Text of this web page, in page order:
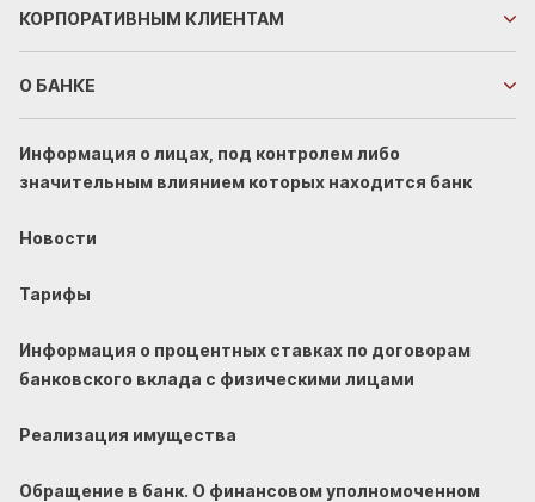
КОРПОРАТИВНЫМ КЛИЕНТАМ
О БАНКЕ
Информация о лицах, под контролем либо
значительным влиянием которых находится банк
Новости
Тарифы
Информация о процентных ставках по договорам
банковского вклада с физическими лицами
Реализация имущества
Обращение в банк. О финансовом уполномоченном